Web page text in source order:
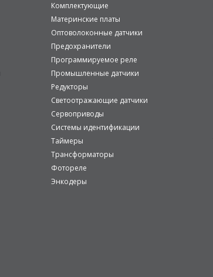
Комплектующие
Материнские платы
Оптоволоконные датчики
Предохранители
Программируемое реле
Промышленные датчики
Редукторы
Светоотражающие датчики
Сервоприводы
Системы идентификации
Таймеры
Трансформаторы
Фотореле
Энкодеры